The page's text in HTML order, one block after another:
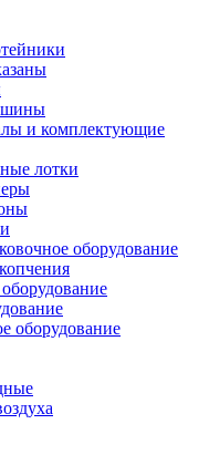
и комплектующие
лотки
оборудование
оборудование